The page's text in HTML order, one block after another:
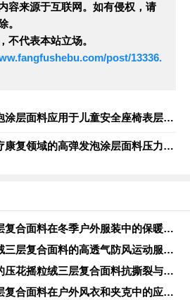
容来源于互联网。如有侵权，请
。
不代表本站立场。
post/13336.
上一篇：英杰：高弹发泡涂层面料应用于儿童安全座椅表层的缓冲与透气集成设计
下一篇：英杰：面向医疗康复领域的高弹发泡涂层面料压力分布调控机制
英杰：压花摇粒绒三层复合面料在冬季户外服装中的保暖性能优化研究
英杰：基于压花摇粒绒三层复合面料的高透气防风运动服饰开发
英杰：应用于滑雪服的压花摇粒绒三层复合面料抗撕裂与耐磨性提升技术
英杰：压花摇粒绒三层复合面料在户外风衣和夹克中的应用与性能